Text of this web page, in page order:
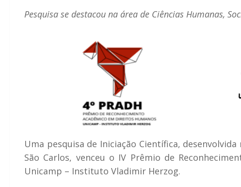
Pesquisa se destacou na área de Ciências Humanas,
Uma pesquisa de Iniciação Científica,
São Carlos, venceu o IV Prêmio de
Unicamp – Instituto Vladimir Herzog.